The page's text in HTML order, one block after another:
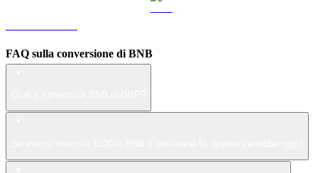
FAQ sulla conversione di BNB